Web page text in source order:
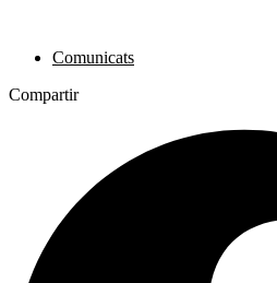
Comunicats
Compartir